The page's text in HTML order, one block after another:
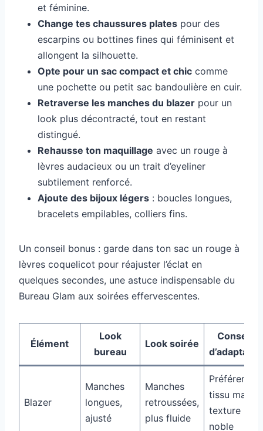
et féminine.
Change tes chaussures plates pour des
escarpins ou bottines fines qui féminisent et
allongent la silhouette.
Opte pour un sac compact et chic comme
une pochette ou petit sac bandoulière en cuir.
Retraverse les manches du blazer pour un
look plus décontracté, tout en restant
distingué.
Rehausse ton maquillage avec un rouge à
lèvres audacieux ou un trait d’eyeliner
subtilement renforcé.
Ajoute des bijoux légers : boucles longues,
bracelets empilables, colliers fins.
Un conseil bonus : garde dans ton sac un rouge à
lèvres coquelicot pour réajuster l’éclat en
quelques secondes, une astuce indispensable du
Bureau Glam aux soirées effervescentes.
Élément
Look
bureau
Look soirée
Conseils
Blazer
Manches
longues,
ajusté
Manches
retroussées,
plus fluide
Préférer un
tissu mat,
texture
noble